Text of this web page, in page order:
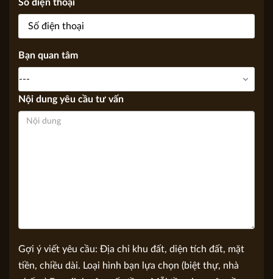
Số điện thoại
Bạn quan tâm